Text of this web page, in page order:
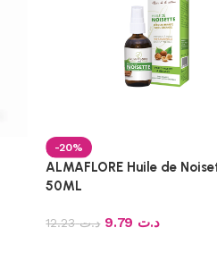
-20%
ALMAFLORE Huile de
50ML
د.ت12.23 د.ت